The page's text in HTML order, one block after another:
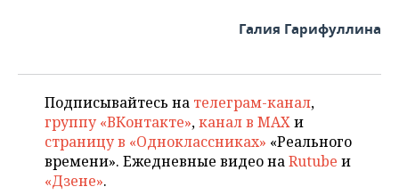
Галия Гарифуллина
Подписывайтесь на телеграм-канал,
группу «ВКонтакте»,канал в MAXи
страницу в «Одноклассниках» «Реального
времени». Ежедневные видео наRutube и
«Дзене».